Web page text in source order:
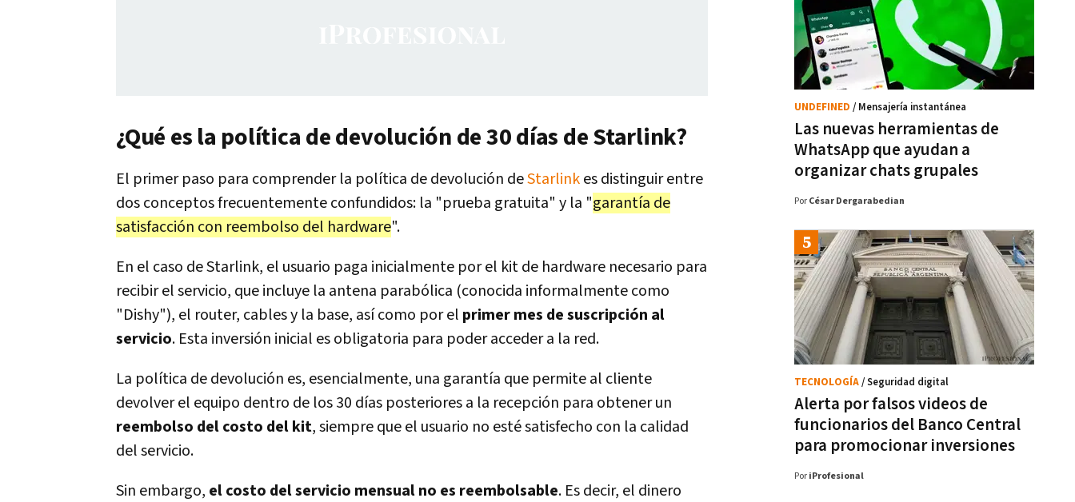
¿Qué es la política de devolución de 30 días de Starlink?
El primer paso para comprender la política de devolución deStarlinkes distinguir entre
dos conceptos frecuentemente confundidos: la "prueba gratuita" y la "garantía de
satisfacción con reembolso del hardware".
En el caso de Starlink, el usuario paga inicialmente por el kit de hardware necesario para
recibir el servicio, que incluye la antena parabólica (conocida informalmente como
"Dishy"), el router, cables y la base, así como por el primer mes de suscripción al
servicio. Esta inversión inicial es obligatoria para poder acceder a la red.
La política de devolución es, esencialmente, una garantía que permite al cliente
devolver el equipo dentro de los 30 días posteriores a la recepción para obtener un
reembolso del costo del kit, siempre que el usuario no esté satisfecho con la calidad
del servicio.
Sin embargo, el costo del servicio mensual no es reembolsable. Es decir, el dinero
Las nuevas herramientas de
WhatsApp que ayudan a
organizar chats grupales
UNDEFINED / Mensajería instantánea
Por César Dergarabedian
Alerta por falsos videos de
funcionarios del Banco Central
para promocionar inversiones
TECNOLOGÍA/ Seguridad digital
Por iProfesional